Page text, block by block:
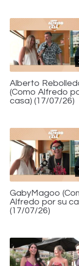
Alberto
(Como Alfredo
casa) (17/07/26)
GabyMagoo
Alfredo por su
(17/07/26)